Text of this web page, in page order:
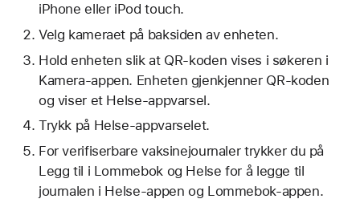
iPhone eller iPod touch.
Velg kameraet på baksiden av enheten.
Hold enheten slik at QR-koden vises i søkeren i
Kamera-appen. Enheten gjenkjenner QR-koden
og viser et Helse-appvarsel.
Trykk på Helse-appvarselet.
For verifiserbare vaksinejournaler trykker du på
Legg til i Lommebok og Helse for å legge til
journalen i Helse-appen og Lommebok-appen.